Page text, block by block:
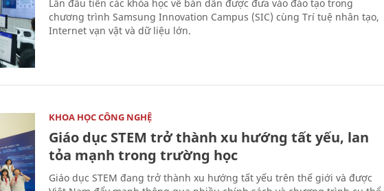
Lần đầu tiên các khóa học về bán dẫn được đưa vào đào tạo trong
chương trình Samsung Innovation Campus (SIC) cùng Trí tuệ nhân tạo,
Internet vạn vật và dữ liệu lớn.
KHOA HỌC CÔNG NGHỆ
Giáo dục STEM trở thành xu hướng tất yếu, lan
tỏa mạnh trong trường học
Giáo dục STEM đang trở thành xu hướng tất yếu trên thế giới và được